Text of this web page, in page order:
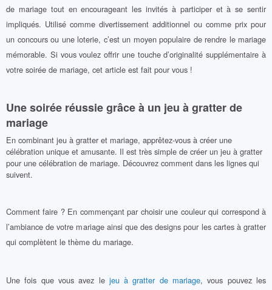
de mariage tout en encourageant les invités à participer et à se sentir
impliqués. Utilisé comme divertissement additionnel ou comme prix pour
un concours ou une loterie, c’est un moyen populaire de rendre le mariage
mémorable. Si vous voulez offrir une touche d’originalité supplémentaire à
votre soirée de mariage, cet article est fait pour vous !
Une soirée réussie grâce à un jeu à gratter de
mariage
En combinant jeu à gratter et mariage, apprêtez-vous à créer une
célébration unique et amusante. Il est très simple de créer un jeu à gratter
pour une célébration de mariage. Découvrez comment dans les lignes qui
suivent.
Comment faire ? En commençant par choisir une couleur qui correspond à
l’ambiance de votre mariage ainsi que des designs pour les cartes à gratter
qui complètent le thème du mariage.
Une fois que vous avez le jeu à gratter de mariage, vous pouvez les